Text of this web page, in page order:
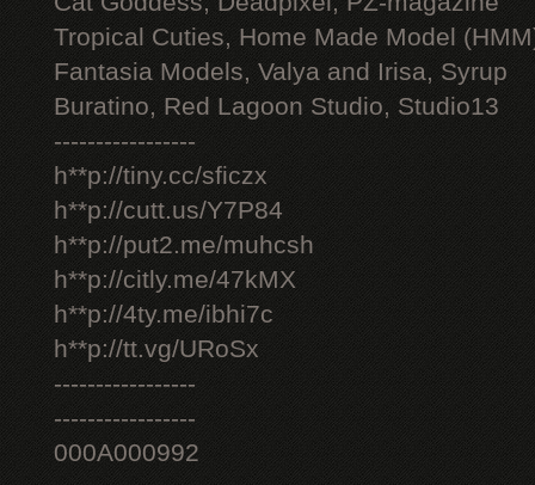
Tropical Cuties, Home Made Model
Fantasia Models, Valya and Irisa, Syrup
Buratino, Red Lagoon Studio, Studio13
-----------------
h**p://tiny.cc/sficzx
h**p://cutt.us/Y7P84
h**p://put2.me/muhcsh
h**p://citly.me/47kMX
h**p://4ty.me/ibhi7c
h**p://tt.vg/URoSx
-----------------
-----------------
000A000992